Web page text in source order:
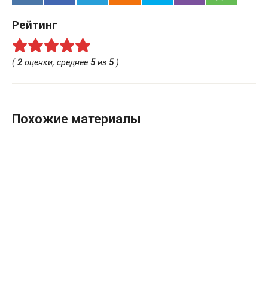
Рейтинг
(2 оценки, среднее 5из 5)
Похожие материалы